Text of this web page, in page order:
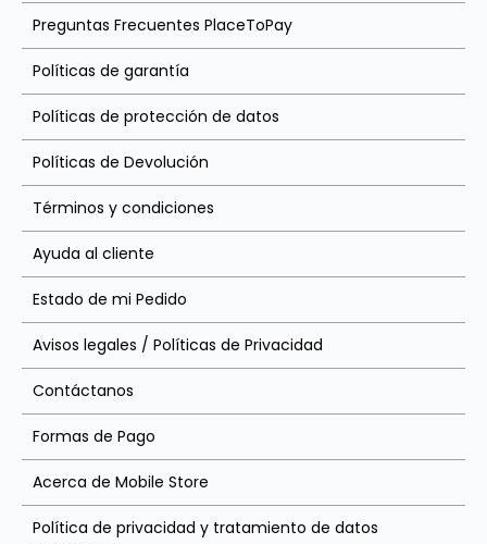
Preguntas Frecuentes PlaceToPay
Políticas de garantía
Políticas de protección de datos
Políticas de Devolución
Términos y condiciones
Ayuda al cliente
Estado de mi Pedido
Avisos legales / Políticas de Privacidad
Contáctanos
Formas de Pago
Acerca de Mobile Store
Política de privacidad y tratamiento de datos